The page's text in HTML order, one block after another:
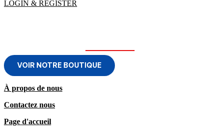
LOGIN & REGISTER
VOIR NOTRE BOUTIQUE
À propos de nous
Contactez nous
Page d'accueil